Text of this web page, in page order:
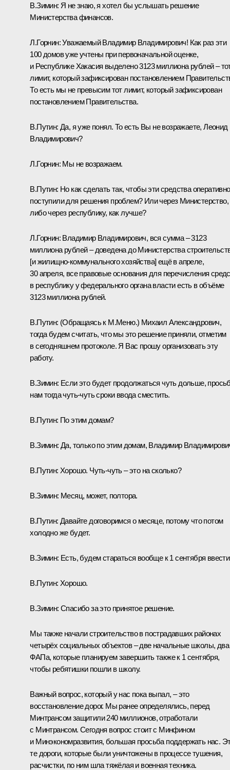
В.Зимин: Я не знаю, я хотел бы услышать решение
Министерства финансов.
Л.Горнин:Уважаемый Владимир Владимирович! Как раз эти
100 домов уже учтены при первоначальной оценке,
и Республике Хакасия выделено 3123 миллиона рублей –
лимит, который зафиксирован постановлением
То есть мы не превысим тот лимит, который зафиксирован
постановлением Правительства.
В.Путин: Да, я уже понял. То есть Вы не возражаете, Леонид
Владимирович?
Л.Горнин: Мы не возражаем.
В.Путин: Но как сделать так, чтобы эти средства оперативно
поступили для решения проблем? Или через Министерство,
либо через республику, как лучше?
Л.Горнин: Владимир Владимирович, вся сумма – 3123
миллиона рублей – доведена до Министерства
[и жилищно-коммунального хозяйства] ещё в апреле,
30 апреля, все правовые основания для перечисления
в республику у федерального органа власти есть в объёме
3123 миллиона рублей.
В.Путин: (Обращаясь к М.Меню.) Михаил Александрович,
тогда будем считать, что мы это решение приняли, отметим
в сегодняшнем протоколе. Я Вас прошу организовать эту
работу.
В.Зимин: Если это будет продолжаться чуть дольше,
нам тогда чуть-чуть сроки ввода сместить.
В.Путин: По этим домам?
В.Зимин: Да, только по этим домам, Владимир
В.Путин: Хорошо. Чуть-чуть – это на сколько?
В.Зимин: Месяц, может, полтора.
В.Путин: Давайте договоримся о месяце, потому что потом
холодно же будет.
В.Зимин: Есть, будем стараться вообще к 1 сентября
В.Путин: Хорошо.
В.Зимин: Спасибо за это принятое решение.
Мы также начали строительство в пострадавших районах
четырёх социальных объектов – две начальные школы, два
ФАПа, которые планируем завершить также к 1 сентября,
чтобы ребятишки пошли в школу.
Важный вопрос, который у нас пока выпал, – это
восстановление дорог. Мы ранее определялись, перед
Минтрансом защитили 240 миллионов, отработали
с Минтрансом. Сегодня вопрос стоит с Минфином
и Минэкономразвития, большая просьба поддержать нас.
те дороги, которые были уничтожены в процессе тушения,
расчистки, по ним шла тяжёлая и военная техника.